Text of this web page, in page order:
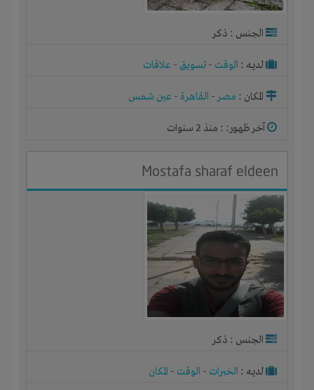
الجنس : ذكر
لديـه : الوقت - تسويق - علاقات
المكان : مصر- القاهرة - عين شمس
آخر ظهور: : منذ 2 سنوات
Mostafa sharaf eldeen
الجنس : ذكر
لديـه : الخبرات - الوقت - المكان